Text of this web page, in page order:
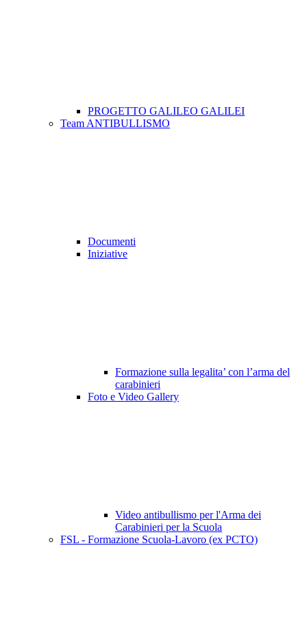
PROGETTO GALILEO GALILEI
Team ANTIBULLISMO
Documenti
Iniziative
Formazione sulla legalita’ con l’arma del
carabinieri
Foto e Video Gallery
Video antibullismo per l'Arma dei
Carabinieri per la Scuola
FSL - Formazione Scuola-Lavoro (ex PCTO)